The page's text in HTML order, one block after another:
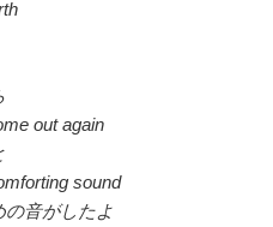
out again
sound
音がしたよ